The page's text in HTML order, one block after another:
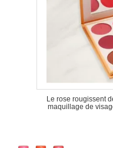
Le rose rougissent
maquillage de